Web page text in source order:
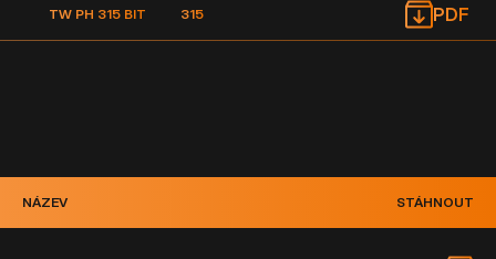
TW PH 315 BIT 315 PDF
NÁZEV STÁHNOUT